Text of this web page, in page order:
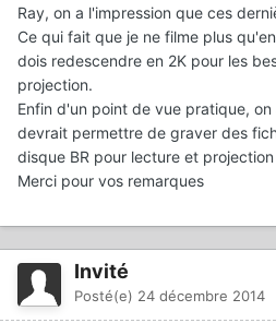
Ray, on a l'impression que ces
Ce qui fait que je ne filme plus
dois redescendre en 2K pour les
projection.
Enfin d'un point de vue pratique,
devrait permettre de graver des
disque BR pour lecture et projection
Merci pour vos remarques
Invité
Posté(e) 24 décembre 2014